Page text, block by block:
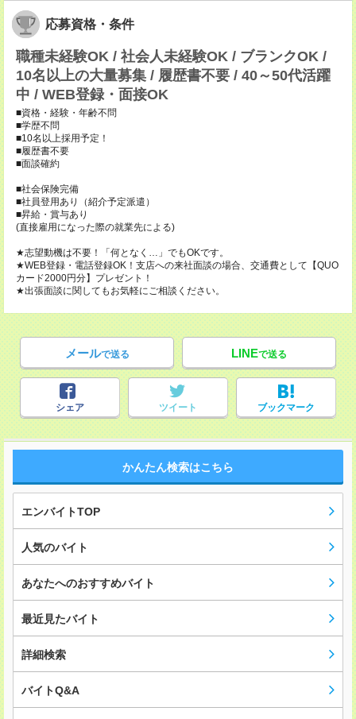
応募資格・条件
職種未経験OK / 社会人未経験OK / ブランクOK /
10名以上の大量募集 / 履歴書不要 / 40～50代活躍
中 / WEB登録・面接OK
■資格・経験・年齢不問
■学歴不問
■10名以上採用予定！
■履歴書不要
■面談確約
■社会保険完備
■社員登用あり（紹介予定派遣）
■昇給・賞与あり
(直接雇用になった際の就業先による)
★志望動機は不要！「何となく…」でもOKです。
★WEB登録・電話登録OK！支店への来社面談の場合、交通費として【QUO
カード2000円分】プレゼント！
★出張面談に関してもお気軽にご相談ください。
メールで送る LINEで送る
シェア ツイート ブックマーク
かんたん検索はこちら
エンバイトTOP
人気のバイト
あなたへのおすすめバイト
最近見たバイト
詳細検索
バイトQ&A